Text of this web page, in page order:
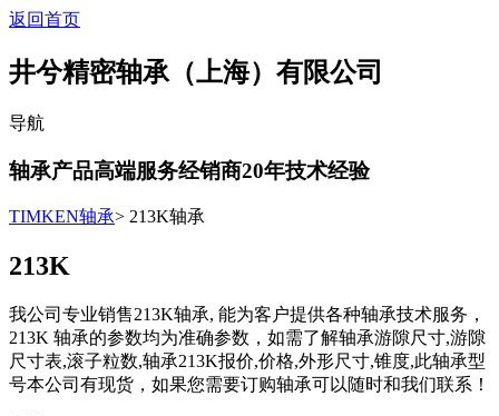
返回首页
井兮精密轴承（上海）有限公司
导航
轴承产品高端服务经销商20年技术经验
TIMKEN轴承> 213K轴承
213K
我公司专业销售213K轴承, 能为客户提供各种轴承技术服务，
213K 轴承的参数均为准确参数，如需了解轴承游隙尺寸,游隙
尺寸表,滚子粒数,轴承213K报价,价格,外形尺寸,锥度,此轴承型
号本公司有现货，如果您需要订购轴承可以随时和我们联系！